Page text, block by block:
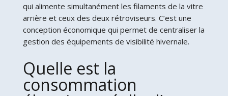
qui alimente simultanément les filaments de la vitre
arrière et ceux des deux rétroviseurs. C’est une
conception économique qui permet de centraliser la
gestion des équipements de visibilité hivernale.
Quelle est la
consommation